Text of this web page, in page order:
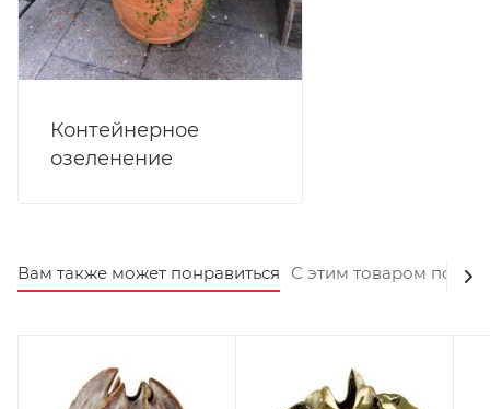
Контейнерное
озеленение
Вам также может понравиться С этим товаром